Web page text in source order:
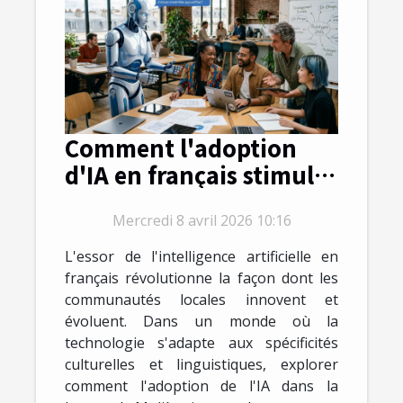
Comment l'adoption
d'IA en français stimule-
Mercredi 8 avril 2026 10:16
L'essor de l'intelligence artificielle en
français révolutionne la façon dont les
communautés locales innovent et
évoluent. Dans un monde où la
technologie s'adapte aux spécificités
culturelles et linguistiques, explorer
comment l'adoption de l'IA dans la